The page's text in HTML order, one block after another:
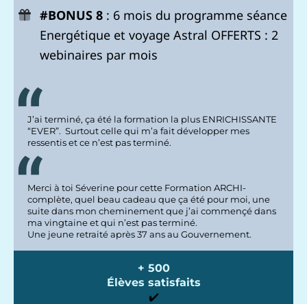
#BONUS 8 : 6 mois du programme séance
Energétique et voyage Astral OFFERTS : 2
webinaires par mois
J’ai terminé, ça été la formation la plus ENRICHISSANTE
“EVER”. Surtout celle qui m’a fait développer mes
ressentis et ce n’est pas terminé.
Merci à toi Séverine pour cette Formation ARCHI-
complète, quel beau cadeau que ça été pour moi, une
suite dans mon cheminement que j’ai commençé dans
ma vingtaine et qui n’est pas terminé.
Une jeune retraité après 37 ans au Gouvernement.
+ 500
Élèves satisfaits
✔️